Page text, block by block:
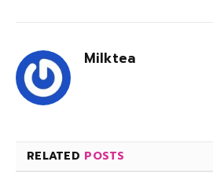
Milktea
RELATED POSTS